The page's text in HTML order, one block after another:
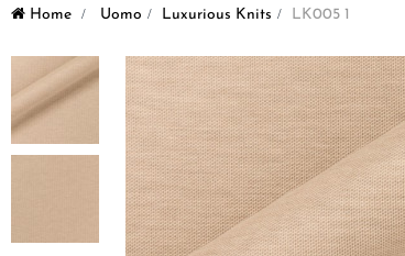
Home > Uomo > Luxurious Knits > LK005 1